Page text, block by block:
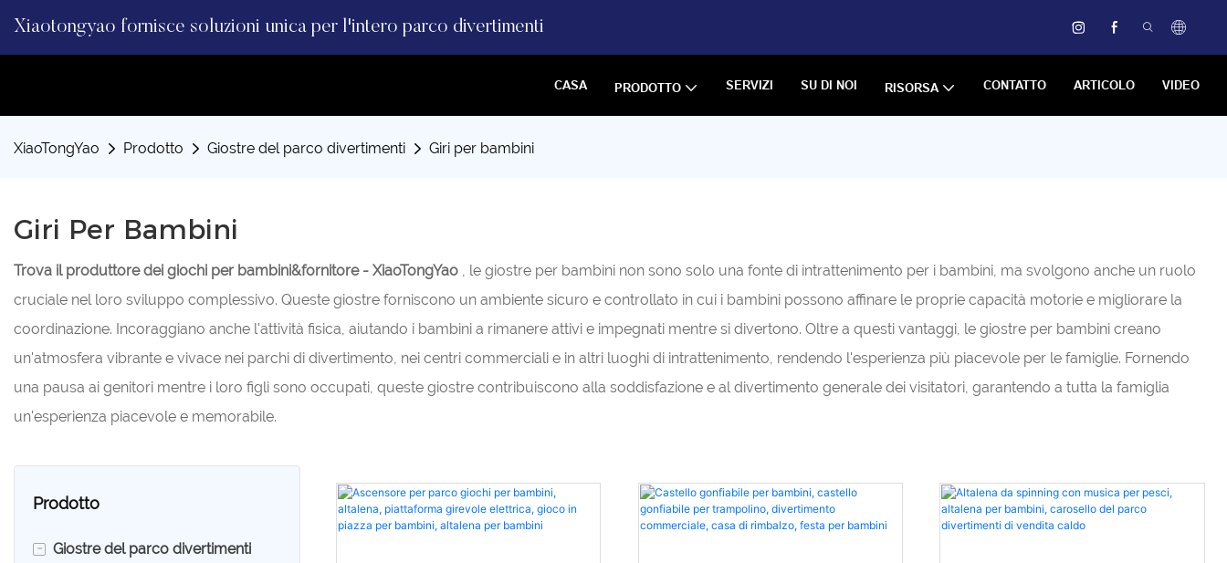
Xiaotongyao fornisce soluzioni unica per l'intero parco divertimenti
CASA PRODOTTO SERVIZI SU DI NOI RISORSA CONTATTO ARTICOLO VIDEO
XiaoTongYao Prodotto Giostre del parco divertimenti Giri per bambini
Giri Per Bambini
Trova il produttore dei giochi per bambini&fornitore - XiaoTongYao
, le giostre per bambini non sono solo una fonte di intrattenimento per i bambini, ma svolgono anche un ruolo
cruciale nel loro sviluppo complessivo. Queste giostre forniscono un ambiente sicuro e controllato in cui i bambini possono affinare le proprie capacità motorie e migliorare la
coordinazione. Incoraggiano anche l'attività fisica, aiutando i bambini a rimanere attivi e impegnati mentre si divertono. Oltre a questi vantaggi, le giostre per bambini creano
un'atmosfera vibrante e vivace nei parchi di divertimento, nei centri commerciali e in altri luoghi di intrattenimento, rendendo l'esperienza più piacevole per le famiglie. Fornendo
una pausa ai genitori mentre i loro figli sono occupati, queste giostre contribuiscono alla soddisfazione e al divertimento generale dei visitatori, garantendo a tutta la famiglia
un'esperienza piacevole e memorabile.
Prodotto
- Giostre del parco divertimenti